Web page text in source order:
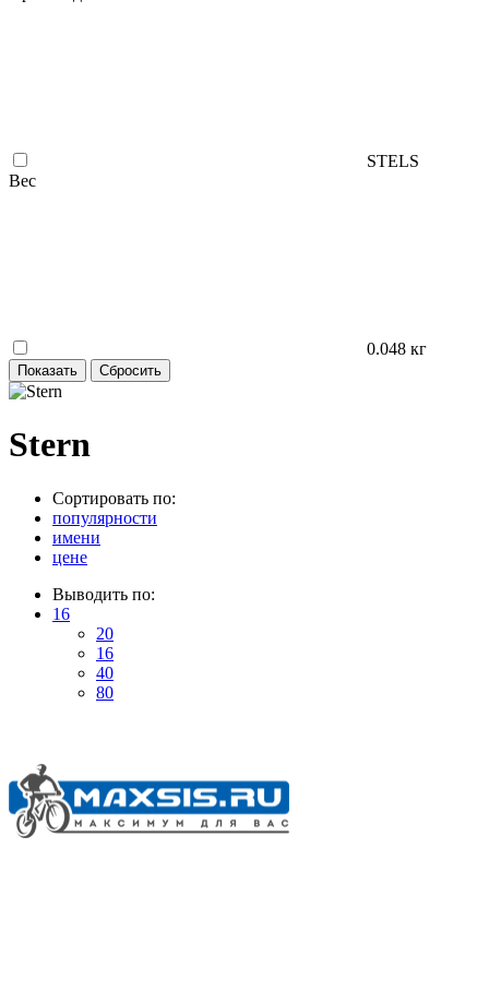
STELS
Вес
0.048 кг
Stern
Сортировать по:
популярности
имени
цене
Выводить по:
16
20
16
40
80